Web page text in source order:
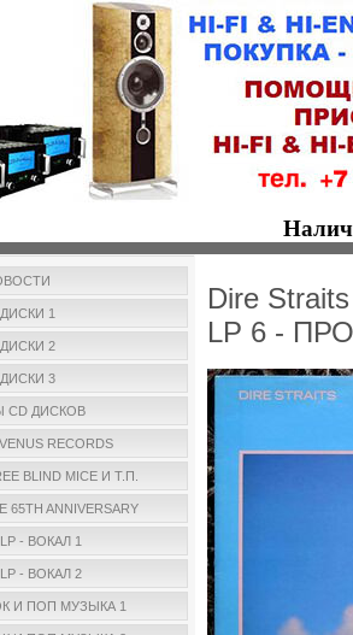
1
ДИСКИ 2
ДИСКИ 3
CD ДИСКОВ
RECORDS
BLIND MICE И Т.П.
65TH ANNIVERSARY
- ВОКАЛ 1
- ВОКАЛ 2
И ПОП МУЗЫКА 1
Dire
LP 6 -